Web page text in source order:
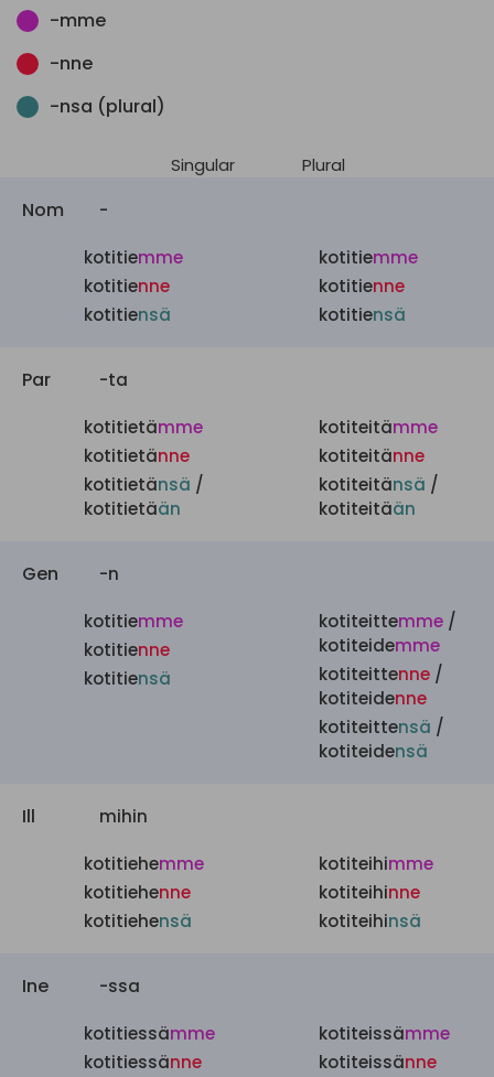
-mme
-nne
-nsa (plural)
Singular Plural
Nom -
kotitiemme
kotitienne
kotitiensä
kotitiemme
kotitienne
kotitiensä
Par -ta
kotitietämme
kotitietänne
kotitietänsä /
kotitietään
kotiteitämme
kotiteitänne
kotiteitänsä /
kotiteitään
Gen -n
kotitiemme
kotitienne
kotitiensä
kotiteittemme /
kotiteidemme
kotiteittenne /
kotiteidenne
kotiteittensä /
kotiteidensä
Ill mihin
kotitiehemme
kotitiehenne
kotitiehensä
kotiteihimme
kotiteihinne
kotiteihinsä
Ine -ssa
kotitiessämme
kotitiessänne
kotiteissämme
kotiteissänne